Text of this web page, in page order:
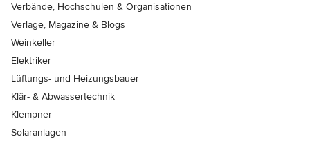
Verbände, Hochschulen & Organisationen
Verlage, Magazine & Blogs
Weinkeller
Elektriker
Lüftungs- und Heizungsbauer
Klär- & Abwassertechnik
Klempner
Solaranlagen